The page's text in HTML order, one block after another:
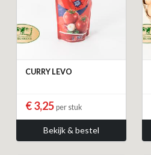
CURRY LEVO
€ 3,25 per stuk
Bekijk & bestel